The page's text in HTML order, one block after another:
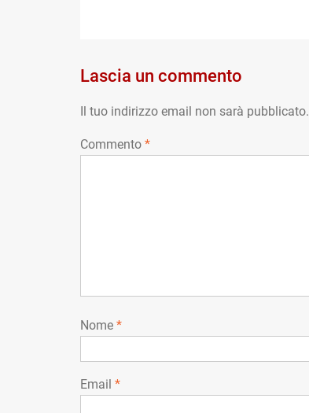
Lascia un commento
Il tuo indirizzo email non sarà pubblicato.
Commento *
Nome *
Email *